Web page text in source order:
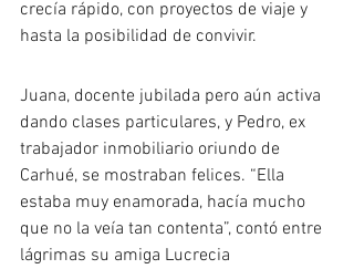
crecía rápido, con proyectos de viaje y
hasta la posibilidad de convivir.
Juana, docente jubilada pero aún activa
dando clases particulares, y Pedro, ex
trabajador inmobiliario oriundo de
Carhué, se mostraban felices. “Ella
estaba muy enamorada, hacía mucho
que no la veía tan contenta”, contó entre
lágrimas su amiga Lucrecia